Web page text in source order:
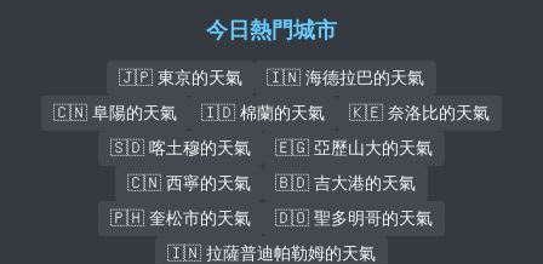
今日熱門城市
🇯🇵 東京的天氣
🇮🇳 海德拉巴的天氣
🇨🇳 阜陽的天氣
🇮🇩 棉蘭的天氣
🇰🇪 奈洛比的天氣
🇸🇩 喀土穆的天氣
🇪🇬 亞歷山大的天氣
🇨🇳 西寧的天氣
🇧🇩 吉大港的天氣
🇵🇭 奎松市的天氣
🇩🇴 聖多明哥的天氣
🇮🇳 拉薩普迪帕勒姆的天氣